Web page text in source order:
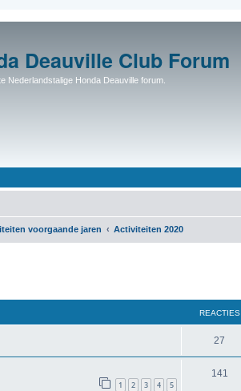
Deauville Club Forum
Nederlandstalige Honda Deauville forum.
voorgaande jaren Activiteiten 2020
REACTIES
27
1 2 3 4 5
141